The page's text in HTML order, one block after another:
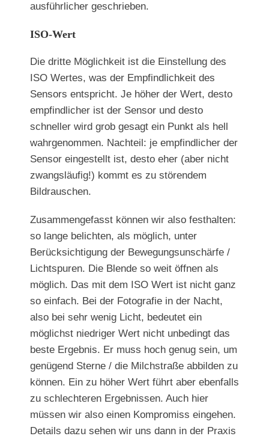
ausführlicher geschrieben.
ISO-Wert
Die dritte Möglichkeit ist die Einstellung des
ISO Wertes, was der Empfindlichkeit des
Sensors entspricht. Je höher der Wert, desto
empfindlicher ist der Sensor und desto
schneller wird grob gesagt ein Punkt als hell
wahrgenommen. Nachteil: je empfindlicher der
Sensor eingestellt ist, desto eher (aber nicht
zwangsläufig!) kommt es zu störendem
Bildrauschen.
Zusammengefasst können wir also festhalten:
so lange belichten, als möglich, unter
Berücksichtigung der Bewegungsunschärfe /
Lichtspuren. Die Blende so weit öffnen als
möglich. Das mit dem ISO Wert ist nicht ganz
so einfach. Bei der Fotografie in der Nacht,
also bei sehr wenig Licht, bedeutet ein
möglichst niedriger Wert nicht unbedingt das
beste Ergebnis. Er muss hoch genug sein, um
genügend Sterne / die Milchstraße abbilden zu
können. Ein zu höher Wert führt aber ebenfalls
zu schlechteren Ergebnissen. Auch hier
müssen wir also einen Kompromiss eingehen.
Details dazu sehen wir uns dann in der Praxis